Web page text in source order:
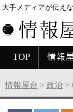
大手メディアが伝え
情報
TOP 情報
情報屋台 > 政治 >